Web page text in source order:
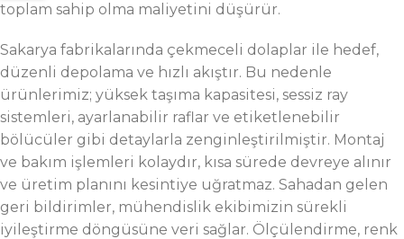
toplam sahip olma maliyetini düşürür.
Sakarya fabrikalarında çekmeceli dolaplar ile hedef,
düzenli depolama ve hızlı akıştır. Bu nedenle
ürünlerimiz; yüksek taşıma kapasitesi, sessiz ray
sistemleri, ayarlanabilir raflar ve etiketlenebilir
bölücüler gibi detaylarla zenginleştirilmiştir. Montaj
ve bakım işlemleri kolaydır, kısa sürede devreye alınır
ve üretim planını kesintiye uğratmaz. Sahadan gelen
geri bildirimler, mühendislik ekibimizin sürekli
iyileştirme döngüsüne veri sağlar. Ölçülendirme, renk